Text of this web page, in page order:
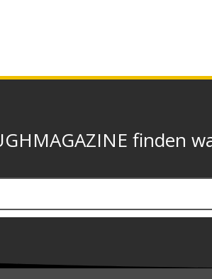
finden